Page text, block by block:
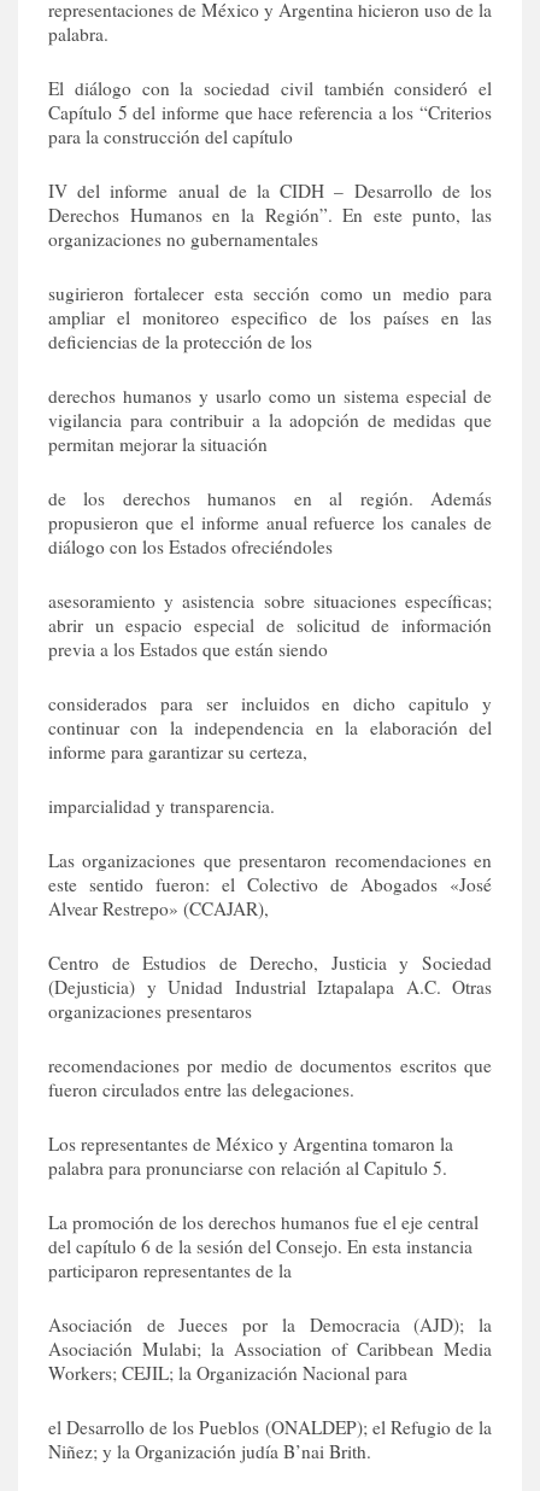
representaciones de México y Argentina hicieron uso de la
palabra.
El diálogo con la sociedad civil también consideró el
Capítulo 5 del informe que hace referencia a los “Criterios
para la construcción del capítulo
IV del informe anual de la CIDH – Desarrollo de los
Derechos Humanos en la Región”. En este punto, las
organizaciones no gubernamentales
sugirieron fortalecer esta sección como un medio para
ampliar el monitoreo especifico de los países en las
deficiencias de la protección de los
derechos humanos y usarlo como un sistema especial de
vigilancia para contribuir a la adopción de medidas que
permitan mejorar la situación
de los derechos humanos en al región. Además
propusieron que el informe anual refuerce los canales de
diálogo con los Estados ofreciéndoles
asesoramiento y asistencia sobre situaciones específicas;
abrir un espacio especial de solicitud de información
previa a los Estados que están siendo
considerados para ser incluidos en dicho capitulo y
continuar con la independencia en la elaboración del
informe para garantizar su certeza,
imparcialidad y transparencia.
Las organizaciones que presentaron recomendaciones en
este sentido fueron: el Colectivo de Abogados «José
Alvear Restrepo» (CCAJAR),
Centro de Estudios de Derecho, Justicia y Sociedad
(Dejusticia) y Unidad Industrial Iztapalapa A.C. Otras
organizaciones presentaros
recomendaciones por medio de documentos escritos que
fueron circulados entre las delegaciones.
Los representantes de México y Argentina tomaron la
palabra para pronunciarse con relación al Capitulo 5.
La promoción de los derechos humanos fue el eje central
del capítulo 6 de la sesión del Consejo. En esta instancia
participaron representantes de la
Asociación de Jueces por la Democracia (AJD); la
Asociación Mulabi; la Association of Caribbean Media
Workers; CEJIL; la Organización Nacional para
el Desarrollo de los Pueblos (ONALDEP); el Refugio de la
Niñez; y la Organización judía B’nai Brith.